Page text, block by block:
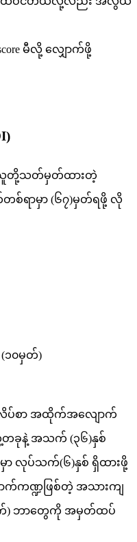
score မီလို့ လျှောက်ဖို့
သူတို့သတ်မှတ်ထားတဲ့
စ်ရာမှာ (၆၇)မှတ်ရဖို့ လို
(၁၀မှတ်)
လိပ်စာ အထိုက်အလျောက်
တခုနဲ့ အသက် (၃၆)နှစ်
လုပ်သက်(၆)နှစ် ရှိထားဖို့
က်ကဏ္ဍဖြစ်တဲ့ အသားကျ
က်) ဘာတွေကို အမှတ်ထပ်